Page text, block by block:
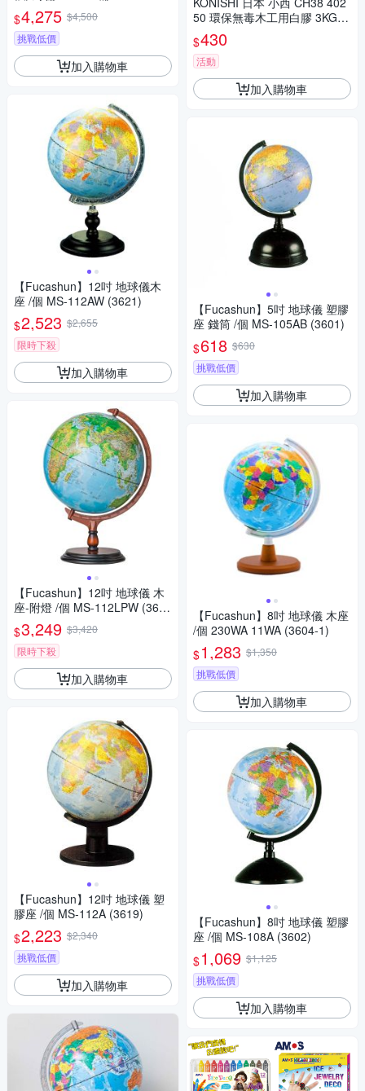
$4,275 $4,500
挑戰低價
加入購物車
【Fucashun】12吋 地球儀木
座 /個 MS-112AW (3621)
$2,523 $2,655
限時下殺
加入購物車
【Fucashun】12吋 地球儀 木
座-附燈 /個 MS-112LPW (362
7)
$3,249 $3,420
限時下殺
加入購物車
【Fucashun】12吋 地球儀 塑
膠座 /個 MS-112A (3619)
$2,223 $2,340
挑戰低價
加入購物車
50 環保無毒木工用白膠 3KG /
$430
活動
加入購物車
【Fucashun】5吋 地球儀 塑膠
座 錢筒 /個 MS-105AB (3601)
$618 $630
挑戰低價
加入購物車
【Fucashun】8吋 地球儀 木座
/個 230WA 11WA (3604-1)
$1,283 $1,350
挑戰低價
加入購物車
【Fucashun】8吋 地球儀 塑膠
座 /個 MS-108A (3602)
$1,069 $1,125
挑戰低價
加入購物車